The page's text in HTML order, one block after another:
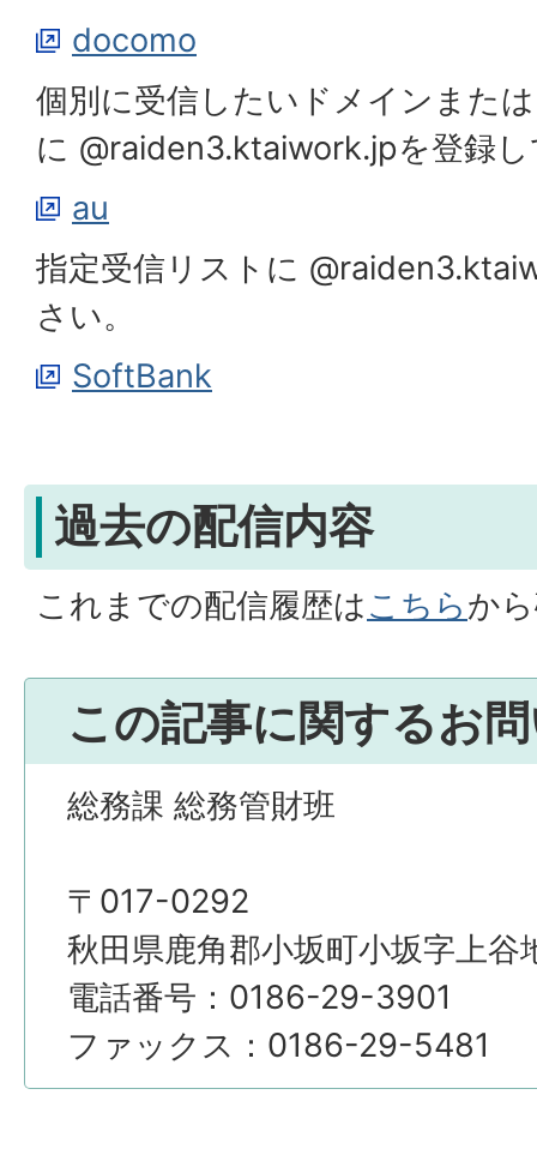
docomo
個別に受信したいドメインまた
に @raiden3.ktaiwork.jpを登録
au
指定受信リストに
さい。
SoftBank
過去の配信内容
これまでの配信履歴はこちらか
この記事に関するお
総務課 総務管財班
〒017-0292
秋田県鹿角郡小坂町小坂字上谷
電話番号：0186-29-3901
ファックス：0186-29-5481